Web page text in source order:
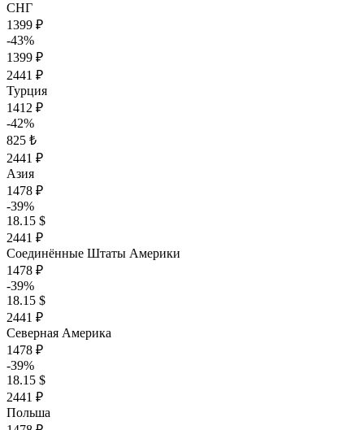
СНГ
1399 ₽
-43%
1399 ₽
2441 ₽
Турция
1412 ₽
-42%
825 ₺
2441 ₽
Азия
1478 ₽
-39%
18.15 $
2441 ₽
Соединённые Штаты Америки
1478 ₽
-39%
18.15 $
2441 ₽
Северная Америка
1478 ₽
-39%
18.15 $
2441 ₽
Польша